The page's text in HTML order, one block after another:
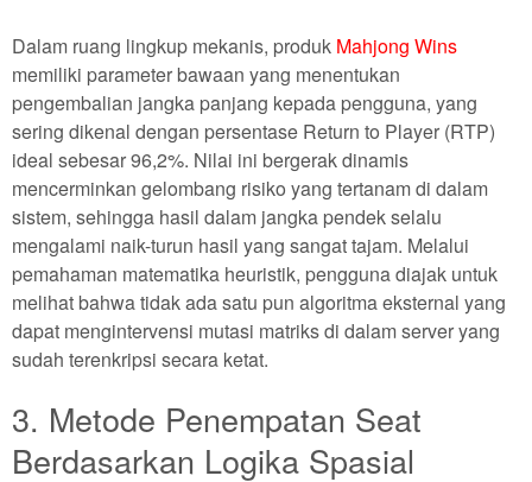
Dalam ruang lingkup mekanis, produk Mahjong Wins
memiliki parameter bawaan yang menentukan
pengembalian jangka panjang kepada pengguna, yang
sering dikenal dengan persentase Return to Player (RTP)
ideal sebesar 96,2%. Nilai ini bergerak dinamis
mencerminkan gelombang risiko yang tertanam di dalam
sistem, sehingga hasil dalam jangka pendek selalu
mengalami naik-turun hasil yang sangat tajam. Melalui
pemahaman matematika heuristik, pengguna diajak untuk
melihat bahwa tidak ada satu pun algoritma eksternal yang
dapat mengintervensi mutasi matriks di dalam server yang
sudah terenkripsi secara ketat.
3. Metode Penempatan Seat
Berdasarkan Logika Spasial